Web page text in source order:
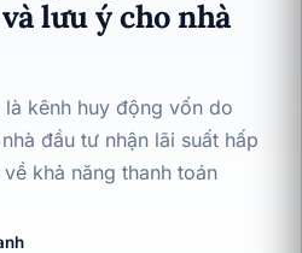
lưu ý cho nhà
kênh huy động vốn do
đầu tư nhận lãi suất hấp
khả năng thanh toán